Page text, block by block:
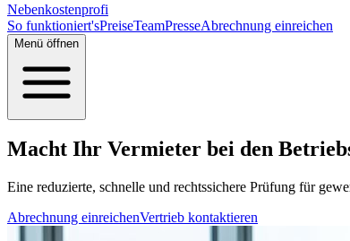
Nebenkostenprofi
So funktioniert'sPreiseTeamPresseAbrechnung einreichen
Menü öffnen
Macht Ihr Vermieter bei den
Eine reduzierte, schnelle und rechtssichere Prüfung für
Abrechnung einreichenVertrieb kontaktieren